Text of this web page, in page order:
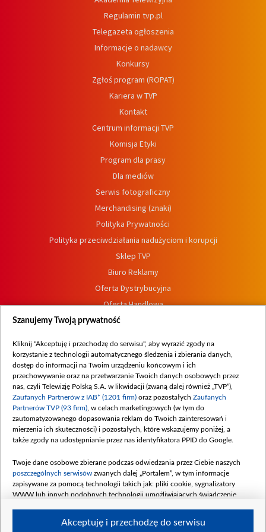
Regulamin tvp.pl
Telegazeta ogłoszenia
Informacje o nadawcy
Konkursy
Zgłoś program (ROPAT)
Kariera w TVP
Kontakt
Centrum informacji TVP
Komisja Etyki
Program dla prasy
Dla mediów
Serwis fotograficzny
Merchandising (znaki)
Polityka Prywatności
Polityka przeciwdziałania nadużyciom i korupcji
Sklep TVP
Biuro Reklamy
Oferta Dystrybucyjna
Oferta Handlowa
Dostępność
Procedura zgłoszeń wewnętrznych
Szanujemy Twoją prywatność
Kliknij "Akceptuję i przechodzę do serwisu", aby wyrazić zgody na
korzystanie z technologii automatycznego śledzenia i zbierania danych,
dostęp do informacji na Twoim urządzeniu końcowym i ich
przechowywanie oraz na przetwarzanie Twoich danych osobowych przez
nas, czyli Telewizję Polską S.A. w likwidacji (zwaną dalej również „TVP”),
Zaufanych Partnerów z IAB* (1201 firm) oraz pozostałych Zaufanych
Partnerów TVP (93 firm) , w celach marketingowych (w tym do
zautomatyzowanego dopasowania reklam do Twoich zainteresowań i
mierzenia ich skuteczności) i pozostałych, które wskazujemy poniżej, a
także zgody na udostępnianie przez nas identyfikatora PPID do Google.
Twoje dane osobowe zbierane podczas odwiedzania przez Ciebie naszych
poszczególnych serwisów zwanych dalej „Portalem”, w tym informacje
zapisywane za pomocą technologii takich jak: pliki cookie, sygnalizatory
WWW lub innych podobnych technologii umożliwiających świadczenie
Akceptuję i przechodzę do serwisu